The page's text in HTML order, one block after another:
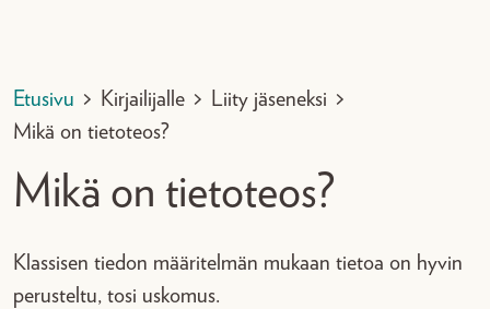
Etusivu > Kirjailijalle > Liity jäseneksi >
Mikä on tietoteos?
Mikä on tietoteos?
Klassisen tiedon määritelmän mukaan tietoa on hyvin
perusteltu, tosi uskomus.